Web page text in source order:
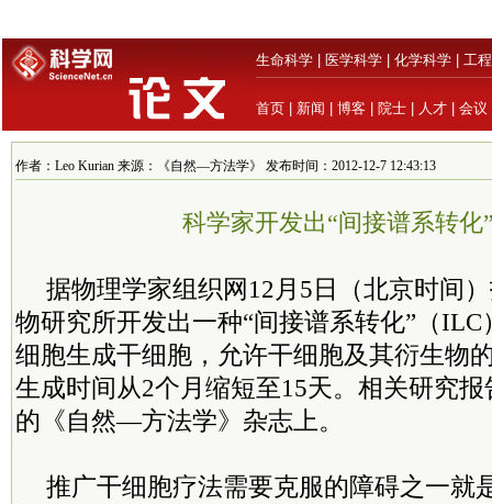
生命科学 医学科学 化学科学 工
首页 新闻 博客 院士 人才 会议
作者：Leo Kurian 来源：《自然—方法学》 发布时间：2012-12-7 12:43:13
科学家开发出“间接谱系转化
据物理学家组织网12月5日（北京时间
物研究所开发出一种“间接谱系转化”（
细胞生成干细胞，允许干细胞及其衍生物
生成时间从2个月缩短至15天。相关研究
的《自然—方法学》杂志上。
推广干细胞疗法需要克服的障碍之一就